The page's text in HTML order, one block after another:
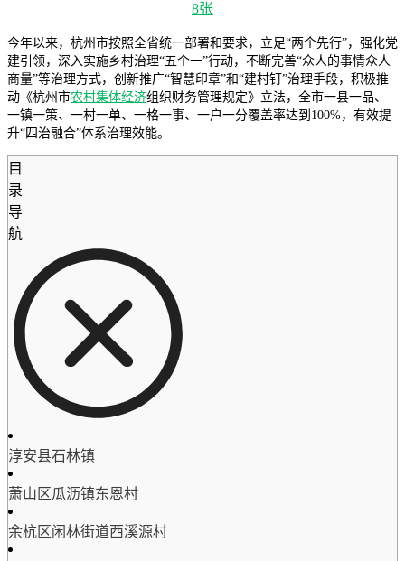
今年以来，杭州市按照全省统一部署和要求，立足“两个先行”，强化党
建引领，深入实施乡村治理“五个一”行动，不断完善“众人的事情众人
商量”等治理方式，创新推广“智慧印章”和“建村钉”治理手段，积极推
动《杭州市农村集体经济组织财务管理规定》立法，全市一县一品、
一镇一策、一村一单、一格一事、一户一分覆盖率达到100%，有效提
升“四治融合”体系治理效能。
目
录
导
航
淳安县石林镇
萧山区瓜沥镇东恩村
余杭区闲林街道西溪源村